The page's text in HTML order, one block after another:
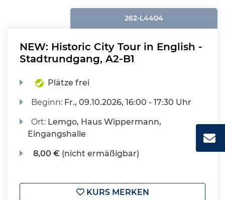
262-L4404
NEW: Historic City Tour in English -
Stadtrundgang, A2-B1
Plätze frei
Beginn: Fr., 09.10.2026, 16:00 - 17:30 Uhr
Ort: Lemgo, Haus Wippermann,
Eingangshalle
8,00 € (nicht ermäßigbar)
KURS MERKEN